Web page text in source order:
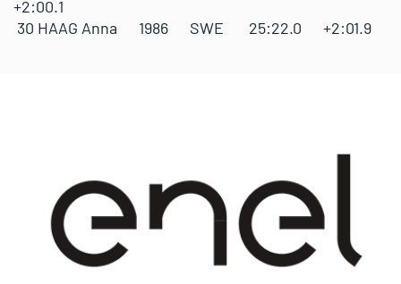
+2:00.1
30 HAAG Anna 1986 SWE 25:22.0 +2:01.9